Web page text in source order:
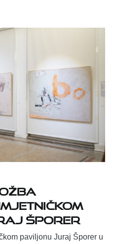
Šporer
paviljonu Juraj Šporer u